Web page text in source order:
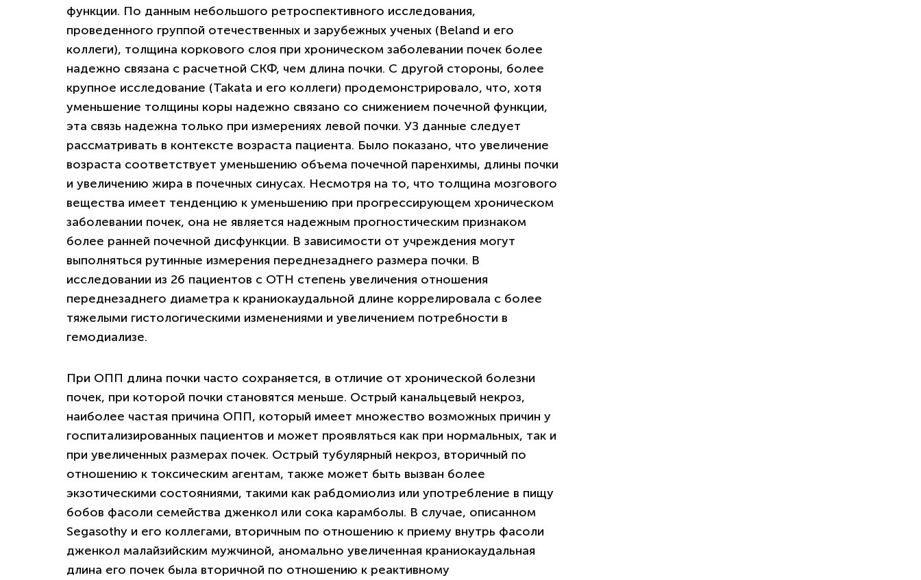
функции. По данным небольшого ретроспективного исследования,
проведенного группой отечественных и зарубежных ученых (Beland и его
коллеги), толщина коркового слоя при хроническом заболевании почек более
надежно связана с расчетной СКФ, чем длина почки. С другой стороны, более
крупное исследование (Takata и его коллеги) продемонстрировало, что, хотя
уменьшение толщины коры надежно связано со снижением почечной функции,
эта связь надежна только при измерениях левой почки. УЗ данные следует
рассматривать в контексте возраста пациента. Было показано, что увеличение
возраста соответствует уменьшению объема почечной паренхимы, длины почки
и увеличению жира в почечных синусах. Несмотря на то, что толщина мозгового
вещества имеет тенденцию к уменьшению при прогрессирующем хроническом
заболевании почек, она не является надежным прогностическим признаком
более ранней почечной дисфункции. В зависимости от учреждения могут
выполняться рутинные измерения переднезаднего размера почки. В
исследовании из 26 пациентов с ОТН степень увеличения отношения
переднезаднего диаметра к краниокаудальной длине коррелировала с более
тяжелыми гистологическими изменениями и увеличением потребности в
гемодиализе.
При ОПП длина почки часто сохраняется, в отличие от хронической болезни
почек, при которой почки становятся меньше. Острый канальцевый некроз,
наиболее частая причина ОПП, который имеет множество возможных причин у
госпитализированных пациентов и может проявляться как при нормальных, так и
при увеличенных размерах почек. Острый тубулярный некроз, вторичный по
отношению к токсическим агентам, также может быть вызван более
экзотическими состояниями, такими как рабдомиолиз или употребление в пищу
бобов фасоли семейства дженкол или сока карамболы. В случае, описанном
Segasothy и его коллегами, вторичным по отношению к приему внутрь фасоли
дженкол малайзийским мужчиной, аномально увеличенная краниокаудальная
длина его почек была вторичной по отношению к реактивному